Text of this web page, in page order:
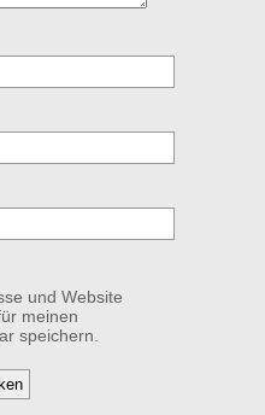
und Website
meinen
speichern.